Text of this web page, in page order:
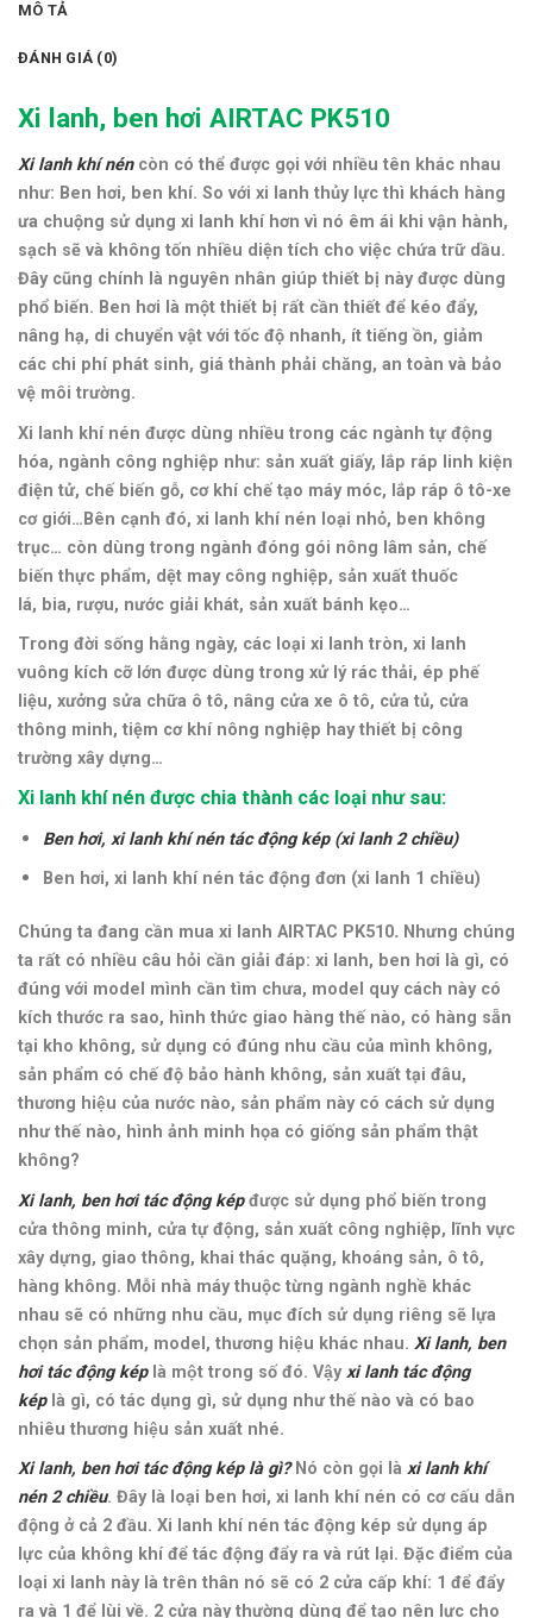
MÔ TẢ
ĐÁNH GIÁ (0)
Xi lanh, ben hơi AIRTAC PK510
Xi lanh khí nén còn có thể được gọi với nhiều tên khác nhau
như: Ben hơi, ben khí. So với xi lanh thủy lực thì khách hàng
ưa chuộng sử dụng xi lanh khí hơn vì nó êm ái khi vận hành,
sạch sẽ và không tốn nhiều diện tích cho việc chứa trữ dầu.
Đây cũng chính là nguyên nhân giúp thiết bị này được dùng
phổ biến. Ben hơi là một thiết bị rất cần thiết để kéo đẩy,
nâng hạ, di chuyển vật với tốc độ nhanh, ít tiếng ồn, giảm
các chi phí phát sinh, giá thành phải chăng, an toàn và bảo
vệ môi trường.
Xi lanh khí nén được dùng nhiều trong các ngành tự động
hóa, ngành công nghiệp như: sản xuất giấy, lắp ráp linh kiện
điện tử, chế biến gỗ, cơ khí chế tạo máy móc, lắp ráp ô tô-xe
cơ giới… Bên cạnh đó, xi lanh khí nén loại nhỏ, ben không
trục… còn dùng trong ngành đóng gói nông lâm sản, chế
biến thực phẩm, dệt may công nghiệp, sản xuất thuốc
lá, bia, rượu, nước giải khát, sản xuất bánh kẹo…
Trong đời sống hằng ngày, các loại xi lanh tròn, xi lanh
vuông kích cỡ lớn được dùng trong xử lý rác thải, ép phế
liệu, xưởng sửa chữa ô tô, nâng cửa xe ô tô, cửa tủ, cửa
thông minh, tiệm cơ khí nông nghiệp hay thiết bị công
trường xây dựng…
Xi lanh khí nén được chia thành các loại như sau:
Ben hơi, xi lanh khí nén tác động kép (xi lanh 2 chiều)
Ben hơi, xi lanh khí nén tác động đơn (xi lanh 1 chiều)
Chúng ta đang cần mua xi lanh AIRTAC PK510. Nhưng chúng
ta rất có nhiều câu hỏi cần giải đáp: xi lanh, ben hơi là gì, có
đúng với model mình cần tìm chưa, model quy cách này có
kích thước ra sao, hình thức giao hàng thế nào, có hàng sẵn
tại kho không, sử dụng có đúng nhu cầu của mình không,
sản phẩm có chế độ bảo hành không, sản xuất tại đâu,
thương hiệu của nước nào, sản phẩm này có cách sử dụng
như thế nào, hình ảnh minh họa có giống sản phẩm thật
không?
Xi lanh, ben hơi tác động kép được sử dụng phổ biến trong
cửa thông minh, cửa tự động, sản xuất công nghiệp, lĩnh vực
xây dựng, giao thông, khai thác quặng, khoáng sản, ô tô,
hàng không. Mỗi nhà máy thuộc từng ngành nghề khác
nhau sẽ có những nhu cầu, mục đích sử dụng riêng sẽ lựa
chọn sản phẩm, model, thương hiệu khác nhau. Xi lanh, ben
hơi tác động képlà một trong số đó. Vậyxi lanh tác động
képlà gì, có tác dụng gì, sử dụng như thế nào và có bao
nhiêu thương hiệu sản xuất nhé.
Xi lanh, ben hơi tác động kép là gì? Nó còn gọi là xi lanh khí
nén 2 chiều. Đây là loại ben hơi, xi lanh khí nén có cơ cấu dẫn
động ở cả 2 đầu. Xi lanh khí nén tác động kép sử dụng áp
lực của không khí để tác động đẩy ra và rút lại. Đặc điểm của
loại xi lanh này là trên thân nó sẽ có 2 cửa cấp khí: 1 để đẩy
ra và 1 để lùi về. 2 cửa này thường dùng để tạo nên lực cho